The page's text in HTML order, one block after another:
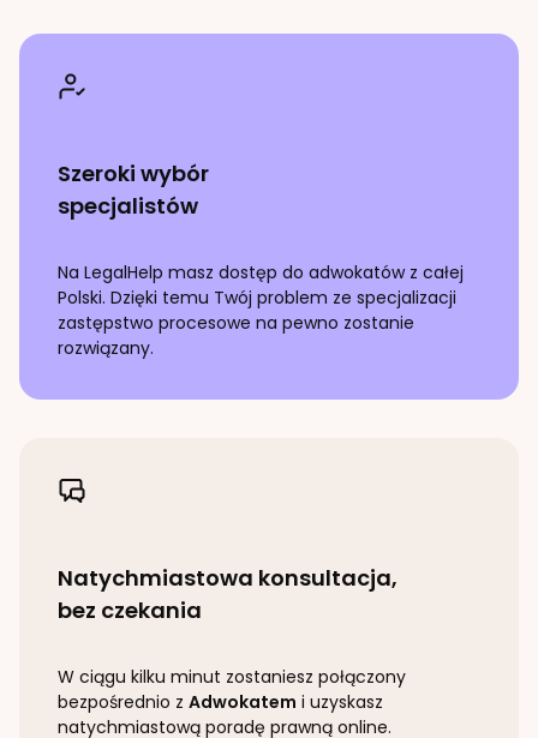
Szeroki wybór
specjalistów
Na LegalHelp masz dostęp do adwokatów z całej
Polski. Dzięki temu Twój problem ze specjalizacji
zastępstwo procesowe na pewno zostanie
rozwiązany.
Natychmiastowa konsultacja,
bez czekania
W ciągu kilku minut zostaniesz połączony
bezpośrednio z Adwokatem i uzyskasz
natychmiastową poradę prawną online.